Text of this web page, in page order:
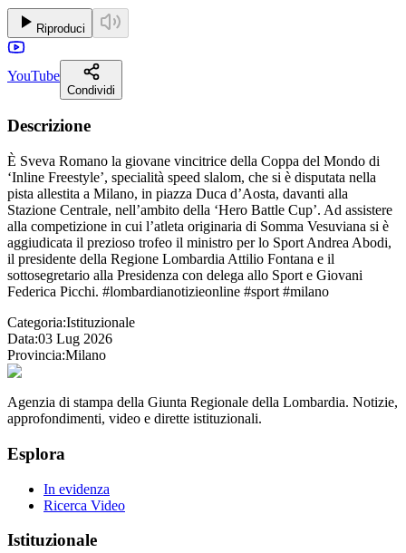
Riproduci
YouTube
Condividi
Descrizione
È Sveva Romano la giovane vincitrice della Coppa del Mondo di
‘Inline Freestyle’, specialità speed slalom, che si è disputata nella
pista allestita a Milano, in piazza Duca d’Aosta, davanti alla
Stazione Centrale, nell’ambito della ‘Hero Battle Cup’. Ad assistere
alla competizione in cui l’atleta originaria di Somma Vesuviana si è
aggiudicata il prezioso trofeo il ministro per lo Sport Andrea Abodi,
il presidente della Regione Lombardia Attilio Fontana e il
sottosegretario alla Presidenza con delega allo Sport e Giovani
Federica Picchi. #lombardianotizieonline #sport #milano
Categoria:Istituzionale
Data:03 Lug 2026
Provincia:Milano
Agenzia di stampa della Giunta Regionale della Lombardia. Notizie,
approfondimenti, video e dirette istituzionali.
Esplora
In evidenza
Ricerca Video
Istituzionale